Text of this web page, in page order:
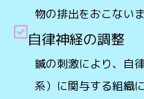
物の排出をおこないま
自律神経の調整
鍼の刺激により、自
系）に関与する組織